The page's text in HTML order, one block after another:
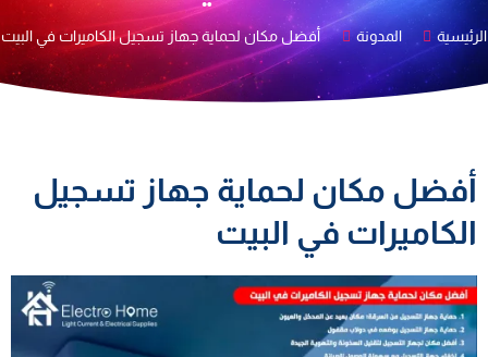
الرئيسية المدونة أفضل مكان لحماية جهاز تسجيل الكاميرات في البيت
أفضل مكان لحماية جهاز تسجيل
الكاميرات في البيت